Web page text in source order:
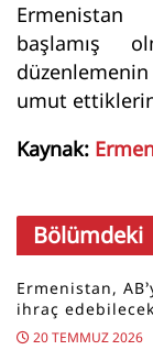
Ermenistan
başlamış
umut
Kaynak:
Ermenistan,
ihraç edebilecek
20 TEMMUZ 2026